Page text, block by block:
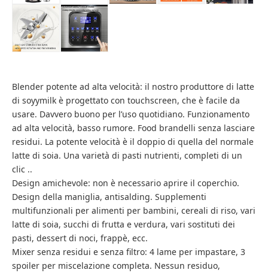
Blender potente ad alta velocità: il nostro produttore di latte
di soyymilk è progettato con touchscreen, che è facile da
usare. Davvero buono per l’uso quotidiano. Funzionamento
ad alta velocità, basso rumore. Food brandelli senza lasciare
residui. La potente velocità è il doppio di quella del normale
latte di soia. Una varietà di pasti nutrienti, completi di un
clic ..
Design amichevole: non è necessario aprire il coperchio.
Design della maniglia, antisalding. Supplementi
multifunzionali per alimenti per bambini, cereali di riso, vari
latte di soia, succhi di frutta e verdura, vari sostituti dei
pasti, dessert di noci, frappè, ecc.
Mixer senza residui e senza filtro: 4 lame per impastare, 3
spoiler per miscelazione completa. Nessun residuo,